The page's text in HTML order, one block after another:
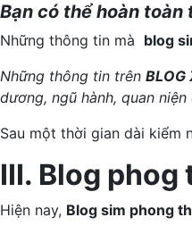
Bạn có thể hoàn
Những thông tin mà blog
Những thông tin trên BLOG
dương, ngũ hành, quan
Sau một thời gian dài kiểm
III. Blog
Hiện nay, Blog sim phong